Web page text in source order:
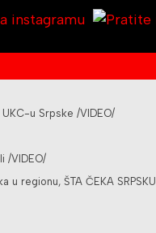
u Srpske /VIDEO/
/VIDEO/
regionu, ŠTA ČEKA SRPSKU